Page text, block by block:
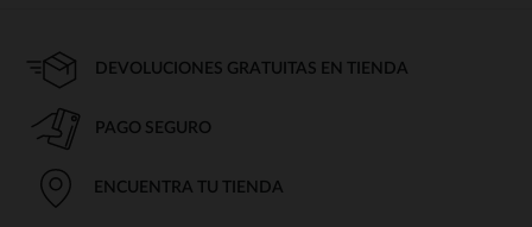
DEVOLUCIONES GRATUITAS EN TIENDA
PAGO SEGURO
ENCUENTRA TU TIENDA